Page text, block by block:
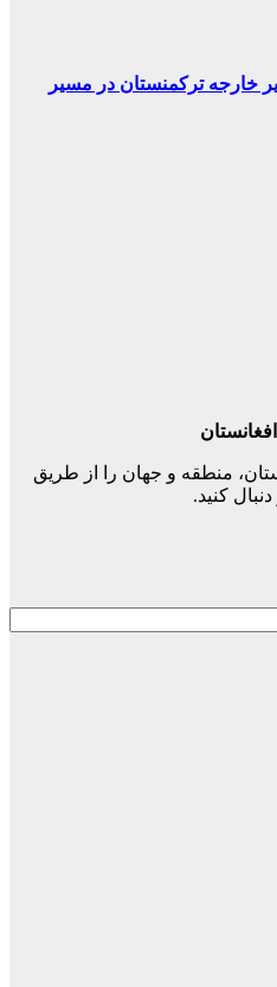
خارجه ترکمنستان در مسیر
منطقه و جهان را از طریق
کنید.